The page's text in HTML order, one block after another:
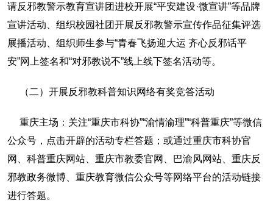
请反邪教警示教育宣讲团进校开展“平安建设·微宣讲”等品牌
宣讲活动、组织校园社团开展反邪教警示宣传作品征集评选
展播活动、组织师生参与“青春飞扬迎大运 齐心反邪话平
安”网上签名和“对邪教说不”线上线下签名活动等。
（二）开展反邪教科普知识网络有奖竞答活动
重庆主场：关注“重庆市科协”“渝情渝理”“科普重庆”等微信
公众号，点击开辟的活动专栏答题；或通过重庆市科协官
网、科普重庆网站、重庆市教委官网、巴渝风网站、重庆反
邪教政务微博、重庆教育微信公众号等网络平台的活动链接
进行答题。